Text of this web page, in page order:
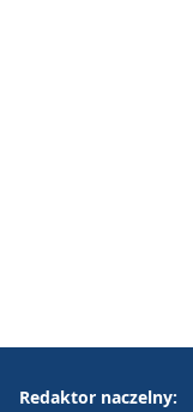
Redaktor naczelny: